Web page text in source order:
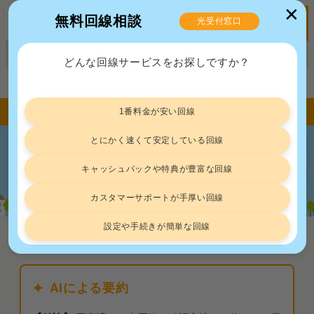
光回線が工事済みか確認する方法｜確実
なのは使いたい業者に聞いてみること
光回線
AIによる要約
✕
無料回線相談 光受付窓口
どんな回線サービスをお探しですか？
1番料金が安い回線
とにかく速くて安定している回線
キャッシュバックや特典が豊富な回線
カスタマーサポートが手厚い回線
設定や手続きが簡単な回線